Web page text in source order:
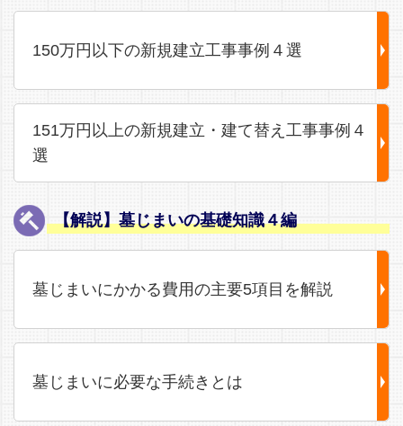
150万円以下の新規建立工事事例４選
151万円以上の新規建立・建て替え工事事例４
選
【解説】墓じまいの基礎知識４編
墓じまいにかかる費用の主要5項目を解説
墓じまいに必要な手続きとは